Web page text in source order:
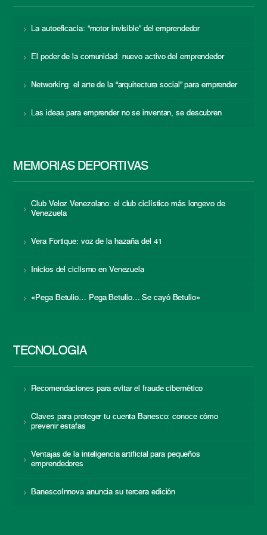
La autoeficacia: “motor invisible” del emprendedor
El poder de la comunidad: nuevo activo del emprendedor
Networking: el arte de la “arquitectura social” para emprender
Las ideas para emprender no se inventan, se descubren
MEMORIAS DEPORTIVAS
Club Veloz Venezolano: el club ciclístico más longevo de
Venezuela
Vera Fortique: voz de la hazaña del 41
Inicios del ciclismo en Venezuela
«Pega Betulio… Pega Betulio… Se cayó Betulio»
TECNOLOGÍA
Recomendaciones para evitar el fraude cibernético
Claves para proteger tu cuenta Banesco: conoce cómo
prevenir estafas
Ventajas de la inteligencia artificial para pequeños
emprendedores
BanescoInnova anuncia su tercera edición